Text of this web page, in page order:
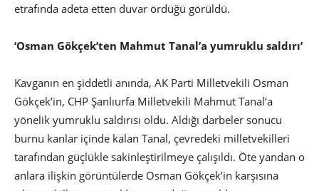
etrafında adeta etten duvar ördüğü görüldü.
‘Osman Gökçek’ten Mahmut Tanal’a yumruklu saldırı’
Kavganın en şiddetli anında, AK Parti Milletvekili Osman
Gökçek’in, CHP Şanlıurfa Milletvekili Mahmut Tanal’a
yönelik yumruklu saldırısı oldu. Aldığı darbeler sonucu
burnu kanlar içinde kalan Tanal, çevredeki milletvekilleri
tarafından güçlükle sakinleştirilmeye çalışıldı. Öte yandan o
anlara ilişkin görüntülerde Osman Gökçek’in karşısına